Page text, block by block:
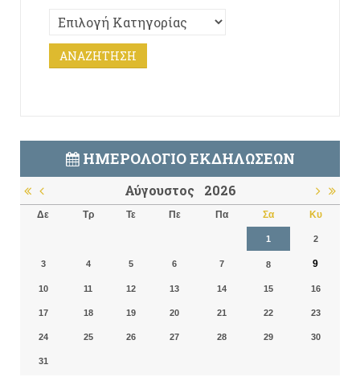
ΗΜΕΡΟΛΌΓΙΟ ΕΚΔΗΛΏΣΕΩΝ
Αύγουστος 2026
Δε Τρ Τε Πε Πα Σα Κυ
1 2
3 4 5 6 7 8 9
10 11 12 13 14 15 16
17 18 19 20 21 22 23
24 25 26 27 28 29 30
31